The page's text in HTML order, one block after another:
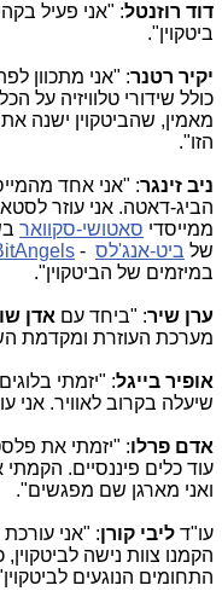
דוד רוזנטל: "אני פעיל
ביטקוין".
יקיר רטנר: "אני מתכוון
כולל שידורי טלוויזיה על
מאמין, שהביטקוין ישנה
הזו".
ניב זינגר
הביג-דאטה. אני עוזר
ממייסדיסאטושי-סקוואר
שלביט-אנג'לס-
BitAngels
במיזמים של הביטקוין".
ערן שיר: "ביחד עםאדן
מערכת העוזרת ומקדמת
אופיר בייגל
שיעלה בקרוב לאוויר. אני
אדם פרלו: "יזמתי את
עוד כלים פיננסיים. הקמתי
ואני מארגן שם מפגשים".
עו"דליבי קורן: "אני עורכת
הקמנו צוות נישה
התחומים הנוגעים לביטקוין".